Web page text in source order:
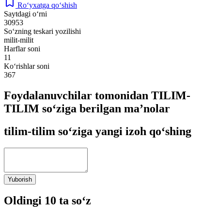
Ro‘yxatga qo‘shish
Saytdagi o‘rni
30953
So‘zning teskari yozilishi
milit-milit
Harflar soni
11
Ko‘rishlar soni
367
Foydalanuvchilar tomonidan TILIM-
TILIM so‘ziga berilgan ma’nolar
tilim-tilim so‘ziga yangi izoh qo‘shing
Yuborish
Oldingi 10 ta so‘z